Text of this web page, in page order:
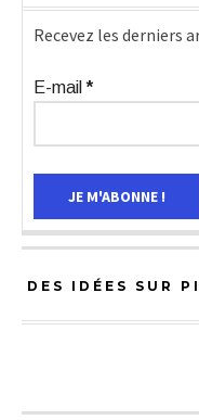
Recevez les derniers
E-mail*
DES IDÉES SUR